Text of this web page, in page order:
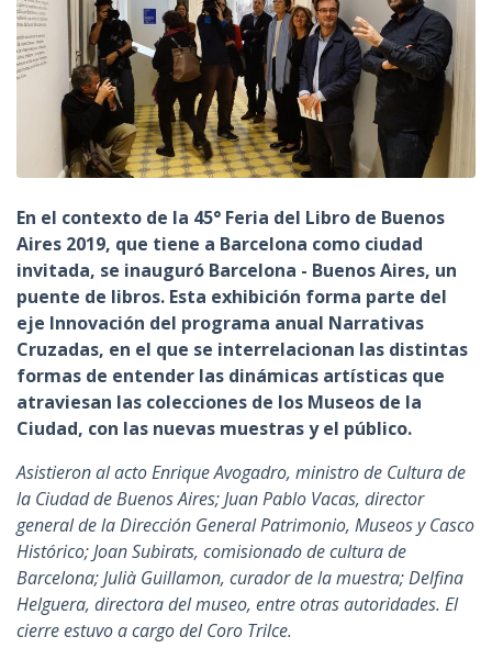
En el contexto de la 45° Feria del Libro de Buenos
Aires 2019, que tiene a Barcelona como ciudad
invitada, se inauguró Barcelona - Buenos Aires, un
puente de libros. Esta exhibición forma parte del
eje Innovación del programa anual Narrativas
Cruzadas, en el que se interrelacionan las distintas
formas de entender las dinámicas artísticas que
atraviesan las colecciones de los Museos de la
Ciudad, con las nuevas muestras y el público.
Asistieron al acto Enrique Avogadro, ministro de Cultura de
la Ciudad de Buenos Aires; Juan Pablo Vacas, director
general de la Dirección General Patrimonio, Museos y Casco
Histórico; Joan Subirats, comisionado de cultura de
Barcelona; Julià Guillamon, curador de la muestra; Delfina
Helguera, directora del museo, entre otras autoridades. El
cierre estuvo a cargo del Coro Trilce.